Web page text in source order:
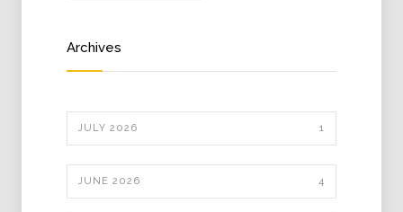
Archives
JULY 2026 1
JUNE 2026 4